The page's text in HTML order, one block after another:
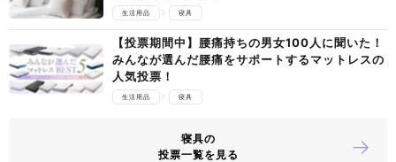
生活用品 寝具
【投票期間中】腰痛持ちの男女100人に聞いた！
みんなが選んだ腰痛をサポートするマットレスの
人気投票！
生活用品 寝具
寝具の
投票一覧を見る